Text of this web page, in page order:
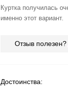
Куртка получилась
именно этот вариант.
Отзыв полезен?
Достоинства: